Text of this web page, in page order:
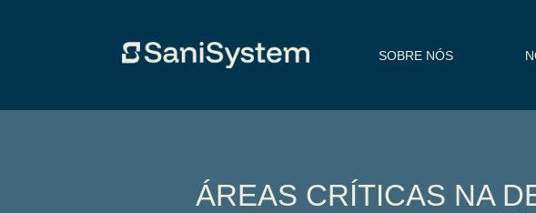
SOBRE NÓS
ÁREAS CRÍTICAS NA